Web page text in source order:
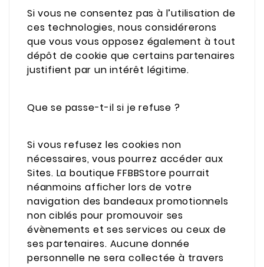
Si vous ne consentez pas à l’utilisation de
ces technologies, nous considérerons
que vous vous opposez également à tout
dépôt de cookie que certains partenaires
justifient par un intérêt légitime.
Que se passe-t-il si je refuse ?
Si vous refusez les cookies non
nécessaires, vous pourrez accéder aux
Sites. La boutique FFBBStore pourrait
néanmoins afficher lors de votre
navigation des bandeaux promotionnels
non ciblés pour promouvoir ses
évènements et ses services ou ceux de
ses partenaires. Aucune donnée
personnelle ne sera collectée à travers